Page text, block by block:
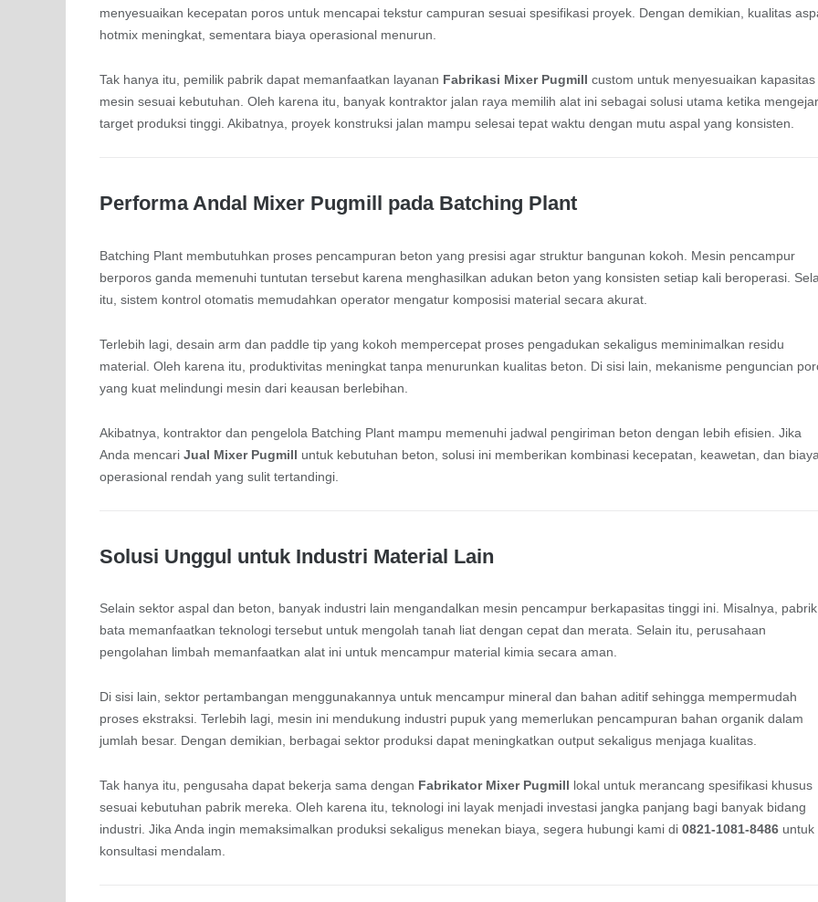
menyesuaikan kecepatan poros untuk mencapai tekstur campuran sesuai spesifikasi proyek. Dengan demikian, kualitas
hotmix meningkat, sementara biaya operasional menurun.
Tak hanya itu, pemilik pabrik dapat memanfaatkan layanan Fabrikasi Mixer Pugmill custom untuk menyesuaikan kapasitas
mesin sesuai kebutuhan. Oleh karena itu, banyak kontraktor jalan raya memilih alat ini sebagai solusi utama ketika mengejar
target produksi tinggi. Akibatnya, proyek konstruksi jalan mampu selesai tepat waktu dengan mutu aspal yang konsisten.
Performa Andal Mixer Pugmill pada Batching Plant
Batching Plant membutuhkan proses pencampuran beton yang presisi agar struktur bangunan kokoh. Mesin pencampur
berporos ganda memenuhi tuntutan tersebut karena menghasilkan adukan beton yang konsisten setiap kali beroperasi.
itu, sistem kontrol otomatis memudahkan operator mengatur komposisi material secara akurat.
Terlebih lagi, desain arm dan paddle tip yang kokoh mempercepat proses pengadukan sekaligus meminimalkan residu
material. Oleh karena itu, produktivitas meningkat tanpa menurunkan kualitas beton. Di sisi lain, mekanisme penguncian
yang kuat melindungi mesin dari keausan berlebihan.
Akibatnya, kontraktor dan pengelola Batching Plant mampu memenuhi jadwal pengiriman beton dengan lebih efisien. Jika
Anda mencariJual Mixer Pugmill untuk kebutuhan beton, solusi ini memberikan kombinasi kecepatan, keawetan, dan biaya
operasional rendah yang sulit tertandingi.
Solusi Unggul untuk Industri Material Lain
Selain sektor aspal dan beton, banyak industri lain mengandalkan mesin pencampur berkapasitas tinggi ini. Misalnya, pabrik
bata memanfaatkan teknologi tersebut untuk mengolah tanah liat dengan cepat dan merata. Selain itu, perusahaan
pengolahan limbah memanfaatkan alat ini untuk mencampur material kimia secara aman.
Di sisi lain, sektor pertambangan menggunakannya untuk mencampur mineral dan bahan aditif sehingga mempermudah
proses ekstraksi. Terlebih lagi, mesin ini mendukung industri pupuk yang memerlukan pencampuran bahan organik dalam
jumlah besar. Dengan demikian, berbagai sektor produksi dapat meningkatkan output sekaligus menjaga kualitas.
Tak hanya itu, pengusaha dapat bekerja sama dengan Fabrikator Mixer Pugmill lokal untuk merancang spesifikasi khusus
sesuai kebutuhan pabrik mereka. Oleh karena itu, teknologi ini layak menjadi investasi jangka panjang bagi banyak bidang
industri. Jika Anda ingin memaksimalkan produksi sekaligus menekan biaya, segera hubungi kami di0821-1081-8486 untuk
konsultasi mendalam.